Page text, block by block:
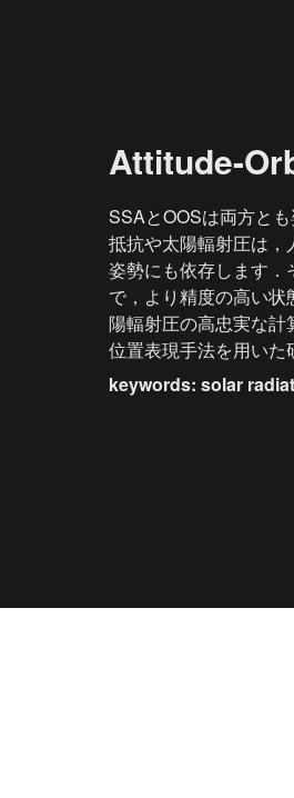
Attitude-
SSAとOOSは両方と
抵抗や太陽輻射圧は
姿勢にも依存します．
で，より精度の高い
陽輻射圧の高忠実な計
位置表現手法を用いた
keywords: solar